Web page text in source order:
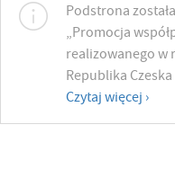
Podstrona
„Promocja
realizowanego w
Republika
Czytaj więcej ›